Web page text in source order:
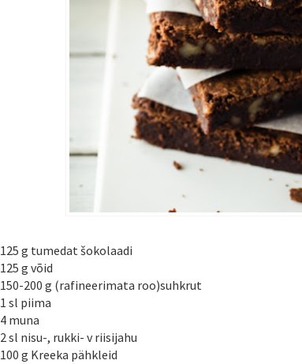
125 g tumedat šokolaadi
125 g võid
150-200 g (rafineerimata roo)suhkrut
1 sl piima
4 muna
2 sl nisu-, rukki- v riisijahu
100 g Kreeka pähkleid